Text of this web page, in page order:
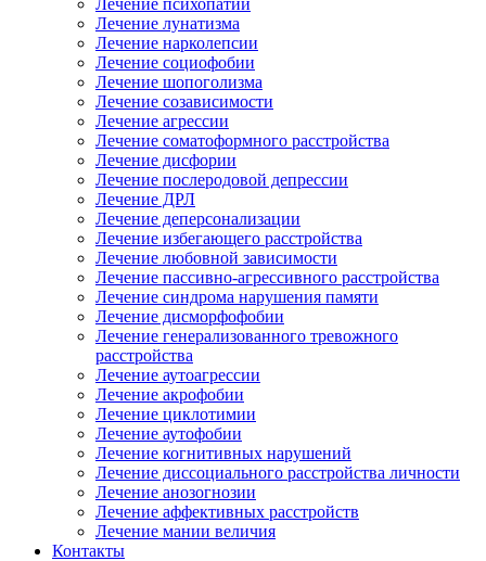
Лечение психопатии
Лечение лунатизма
Лечение нарколепсии
Лечение социофобии
Лечение шопоголизма
Лечение созависимости
Лечение агрессии
Лечение соматоформного расстройства
Лечение дисфории
Лечение послеродовой депрессии
Лечение ДРЛ
Лечение деперсонализации
Лечение избегающего расстройства
Лечение любовной зависимости
Лечение пассивно-агрессивного расстройства
Лечение синдрома нарушения памяти
Лечение дисморфофобии
Лечение генерализованного тревожного
расстройства
Лечение аутоагрессии
Лечение акрофобии
Лечение циклотимии
Лечение аутофобии
Лечение когнитивных нарушений
Лечение диссоциального расстройства личности
Лечение анозогнозии
Лечение аффективных расстройств
Лечение мании величия
Контакты